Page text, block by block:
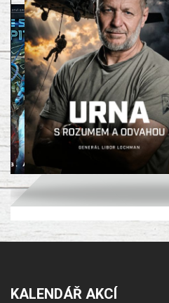
KALENDÁŘ AKCÍ